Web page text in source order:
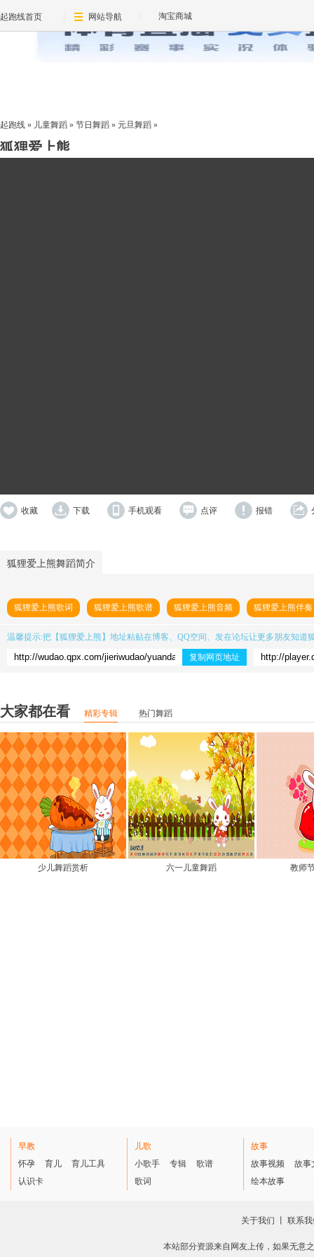
起跑线首页 网站导航 淘宝商城
起跑线 » 儿童舞蹈 » 节日舞蹈 » 元旦舞蹈 »
狐狸爱上熊
收藏 下载 手机观看 点评 报错
狐狸爱上熊舞蹈简介
狐狸爱上熊歌词 狐狸爱上熊歌谱 狐狸爱上熊音频 狐狸爱上熊伴奏
温馨提示:把【狐狸爱上熊 】地址粘贴在博客、QQ空间、发在论坛让更多朋友知道
复制网页地址
大家都在看 精彩专辑 热门舞蹈
少儿舞蹈赏析 六一儿童舞蹈 教师
早教
怀孕
育儿
育儿工具
认识卡
儿歌
小歌手
专辑
歌谱
歌词
故事
故事视频
故事
绘本故事
关于我们 联系
本站部分资源来自网友上传，如果无意